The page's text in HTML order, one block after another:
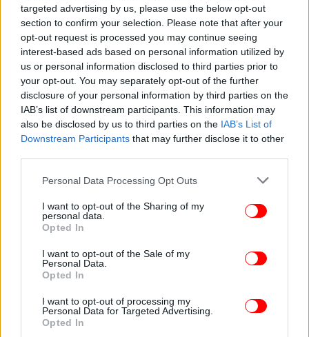
targeted advertising by us, please use the below opt-out
section to confirm your selection. Please note that after your
opt-out request is processed you may continue seeing
interest-based ads based on personal information utilized by
us or personal information disclosed to third parties prior to
your opt-out. You may separately opt-out of the further
disclosure of your personal information by third parties on the
IAB’s list of downstream participants. This information may
also be disclosed by us to third parties on the IAB’s List of
Downstream Participants that may further disclose it to other
Please note that this website/app uses one or more Google
not limited to your visit or usage behaviour. You may click to
grant or deny consent to Google and its third-party tags to
use your data for below specified purposes in below Google
consent section.
Personal Data Processing Opt Outs
I want to opt-out of the Sharing of my
personal data.
Opted In
I want to opt-out of the Sale of my
Personal Data.
Opted In
I want to opt-out of processing my
Personal Data for Targeted Advertising.
Opted In
ΠΟΛΙΤΙΣΜΟΣ 27/05/2026 08:39
Αρχίζει το Φεστιβάλ Αθηνών: Δωρεάν μεταφορά
του κοινού από την Πειραιώς 260 -Οι ώρες